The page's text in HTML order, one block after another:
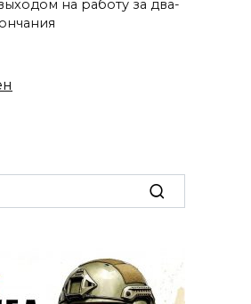
на работу за два-